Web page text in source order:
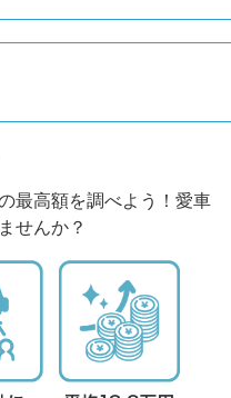
最高額を調べよう！愛車
せんか？